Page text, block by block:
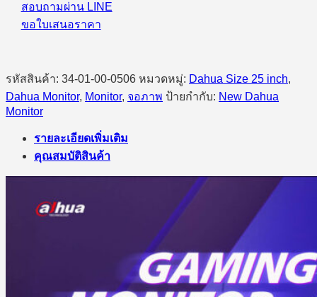
FHD
200Hz
สอบถามผ่าน LINE
ขอใบเสนอราคา
รหัสสินค้า: 34-01-00-0506 หมวดหมู่: Dahua Size 25 inch,
Dahua Monitor, Monitor, จอภาพ ป้ายกำกับ: New Dahua
Monitor
รายละเอียดเพิ่มเติม
คุณสมบัติสินค้า